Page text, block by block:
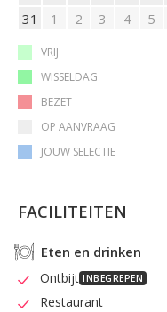
31
1 2 3 4 5
VRIJ
WISSELDAG
BEZET
OP AANVRAAG
JOUW SELECTIE
FACILITEITEN
Eten en drinken
Ontbijt INBEGREPEN
Restaurant